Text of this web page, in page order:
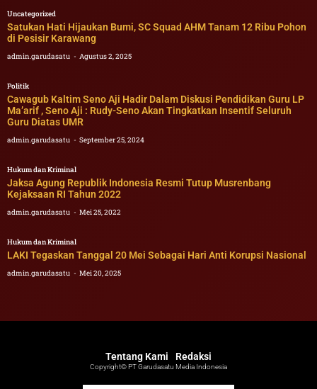
Uncategorized
Satukan Hati Hijaukan Bumi, SC Squad AHM Tanam 12 Ribu Pohon
di Pesisir Karawang
admin.garudasatu Agustus 2, 2025
Politik
Cawagub Kaltim Seno Aji Hadir Dalam Diskusi Pendidikan Guru LP
Ma’arif , Seno Aji : Rudy-Seno Akan Tingkatkan Insentif Seluruh
Guru Diatas UMR
admin.garudasatu September 25, 2024
Hukum dan Kriminal
Jaksa Agung Republik Indonesia Resmi Tutup Musrenbang
Kejaksaan RI Tahun 2022
admin.garudasatu Mei 25, 2022
Hukum dan Kriminal
LAKI Tegaskan Tanggal 20 Mei Sebagai Hari Anti Korupsi Nasional
admin.garudasatu Mei 20, 2025
Tentang Kami Redaksi
Copyright© PT Garudasatu Media Indonesia